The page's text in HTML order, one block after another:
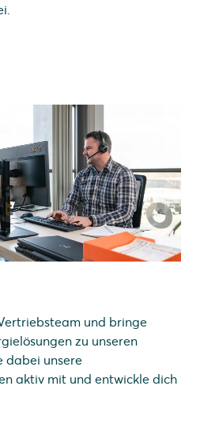
und bringe
zu unseren
dabei unsere
aktiv mit und entwickle dich